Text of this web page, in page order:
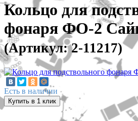
Кольцо для
фонаря ФО-2
(Артикул: 2-11217)
Есть в наличии
Купить в 1 клик